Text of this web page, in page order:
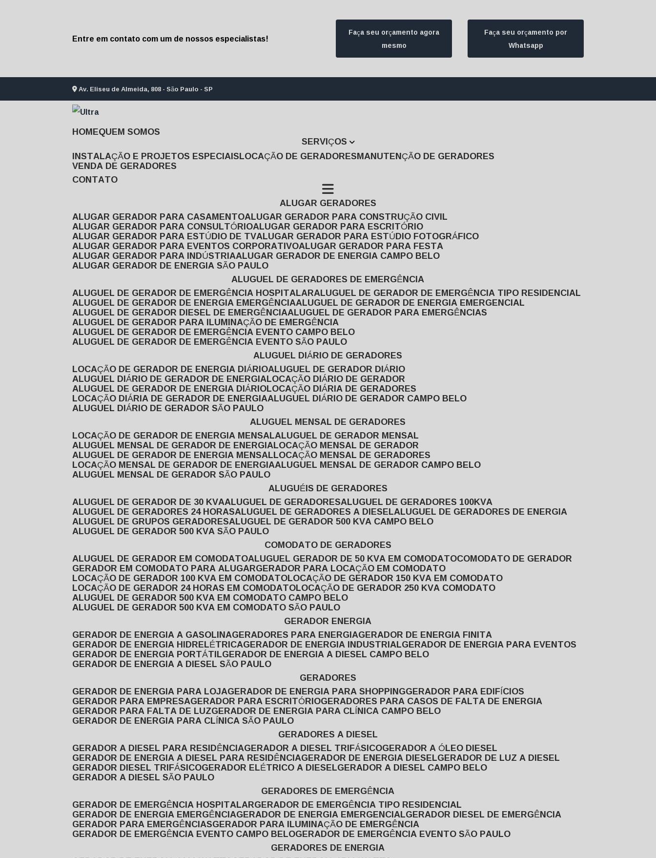
Entre em contato com um de nossos especialistas!
Faça seu orçamento agora
mesmo
Faça seu orçamento por
Whatsapp
Av. Eliseu de Almeida, 808 - São Paulo - SP
HOME QUEM SOMOS
SERVIÇOS
INSTALAÇÃO E PROJETOS ESPECIAIS LOCAÇÃO DE GERADORES MANUTENÇÃO DE GERADORES
VENDA DE GERADORES
CONTATO
ALUGAR GERADORES
ALUGAR GERADOR PARA CASAMENTO ALUGAR GERADOR PARA CONSTRUÇÃO CIVIL
ALUGAR GERADOR PARA CONSULTÓRIO ALUGAR GERADOR PARA ESCRITÓRIO
ALUGAR GERADOR PARA ESTÚDIO DE TV ALUGAR GERADOR PARA ESTÚDIO FOTOGRÁFICO
ALUGAR GERADOR PARA EVENTOS CORPORATIVO ALUGAR GERADOR PARA FESTA
ALUGAR GERADOR PARA INDÚSTRIA ALUGAR GERADOR DE ENERGIA CAMPO BELO
ALUGAR GERADOR DE ENERGIA SÃO PAULO
ALUGUEL DE GERADORES DE EMERGÊNCIA
ALUGUEL DE GERADOR DE EMERGÊNCIA HOSPITALAR ALUGUEL DE GERADOR DE EMERGÊNCIA TIPO RESIDENCIAL
ALUGUEL DE GERADOR DE ENERGIA EMERGÊNCIA ALUGUEL DE GERADOR DE ENERGIA EMERGENCIAL
ALUGUEL DE GERADOR DIESEL DE EMERGÊNCIA ALUGUEL DE GERADOR PARA EMERGÊNCIAS
ALUGUEL DE GERADOR PARA ILUMINAÇÃO DE EMERGÊNCIA
ALUGUEL DE GERADOR DE EMERGÊNCIA EVENTO CAMPO BELO
ALUGUEL DE GERADOR DE EMERGÊNCIA EVENTO SÃO PAULO
ALUGUEL DIÁRIO DE GERADORES
LOCAÇÃO DE GERADOR DE ENERGIA DIÁRIO ALUGUEL DE GERADOR DIÁRIO
ALUGUEL DIÁRIO DE GERADOR DE ENERGIA LOCAÇÃO DIÁRIO DE GERADOR
ALUGUEL DE GERADOR DE ENERGIA DIÁRIO LOCAÇÃO DIÁRIA DE GERADORES
LOCAÇÃO DIÁRIA DE GERADOR DE ENERGIA ALUGUEL DIÁRIO DE GERADOR CAMPO BELO
ALUGUEL DIÁRIO DE GERADOR SÃO PAULO
ALUGUEL MENSAL DE GERADORES
LOCAÇÃO DE GERADOR DE ENERGIA MENSAL ALUGUEL DE GERADOR MENSAL
ALUGUEL MENSAL DE GERADOR DE ENERGIA LOCAÇÃO MENSAL DE GERADOR
ALUGUEL DE GERADOR DE ENERGIA MENSAL LOCAÇÃO MENSAL DE GERADORES
LOCAÇÃO MENSAL DE GERADOR DE ENERGIA ALUGUEL MENSAL DE GERADOR CAMPO BELO
ALUGUEL MENSAL DE GERADOR SÃO PAULO
ALUGUÉIS DE GERADORES
ALUGUEL DE GERADOR DE 30 KVA ALUGUEL DE GERADORES ALUGUEL DE GERADORES 100KVA
ALUGUEL DE GERADORES 24 HORAS ALUGUEL DE GERADORES A DIESEL ALUGUEL DE GERADORES DE ENERGIA
ALUGUEL DE GRUPOS GERADORES ALUGUEL DE GERADOR 500 KVA CAMPO BELO
ALUGUEL DE GERADOR 500 KVA SÃO PAULO
COMODATO DE GERADORES
ALUGUEL DE GERADOR EM COMODATO ALUGUEL GERADOR DE 50 KVA EM COMODATO COMODATO DE GERADOR
GERADOR EM COMODATO PARA ALUGAR GERADOR PARA LOCAÇÃO EM COMODATO
LOCAÇÃO DE GERADOR 100 KVA EM COMODATO LOCAÇÃO DE GERADOR 150 KVA EM COMODATO
LOCAÇÃO DE GERADOR 24 HORAS EM COMODATO LOCAÇÃO DE GERADOR 250 KVA COMODATO
ALUGUEL DE GERADOR 500 KVA EM COMODATO CAMPO BELO
ALUGUEL DE GERADOR 500 KVA EM COMODATO SÃO PAULO
GERADOR ENERGIA
GERADOR DE ENERGIA A GASOLINA GERADORES PARA ENERGIA GERADOR DE ENERGIA FINITA
GERADOR DE ENERGIA HIDRELÉTRICA GERADOR DE ENERGIA INDUSTRIAL GERADOR DE ENERGIA PARA EVENTOS
GERADOR DE ENERGIA PORTÁTIL GERADOR DE ENERGIA A DIESEL CAMPO BELO
GERADOR DE ENERGIA A DIESEL SÃO PAULO
GERADORES
GERADOR DE ENERGIA PARA LOJA GERADOR DE ENERGIA PARA SHOPPING GERADOR PARA EDIFÍCIOS
GERADOR PARA EMPRESA GERADOR PARA ESCRITÓRIO GERADORES PARA CASOS DE FALTA DE ENERGIA
GERADOR PARA FALTA DE LUZ GERADOR DE ENERGIA PARA CLÍNICA CAMPO BELO
GERADOR DE ENERGIA PARA CLÍNICA SÃO PAULO
GERADORES A DIESEL
GERADOR A DIESEL PARA RESIDÊNCIA GERADOR A DIESEL TRIFÁSICO GERADOR A ÓLEO DIESEL
GERADOR DE ENERGIA A DIESEL PARA RESIDÊNCIA GERADOR DE ENERGIA DIESEL GERADOR DE LUZ A DIESEL
GERADOR DIESEL TRIFÁSICO GERADOR ELÉTRICO A DIESEL GERADOR A DIESEL CAMPO BELO
GERADOR A DIESEL SÃO PAULO
GERADORES DE EMERGÊNCIA
GERADOR DE EMERGÊNCIA HOSPITALAR GERADOR DE EMERGÊNCIA TIPO RESIDENCIAL
GERADOR DE ENERGIA EMERGÊNCIA GERADOR DE ENERGIA EMERGENCIAL GERADOR DIESEL DE EMERGÊNCIA
GERADOR PARA EMERGÊNCIAS GERADOR PARA ILUMINAÇÃO DE EMERGÊNCIA
GERADOR DE EMERGÊNCIA EVENTO CAMPO BELO GERADOR DE EMERGÊNCIA EVENTO SÃO PAULO
GERADORES DE ENERGIA